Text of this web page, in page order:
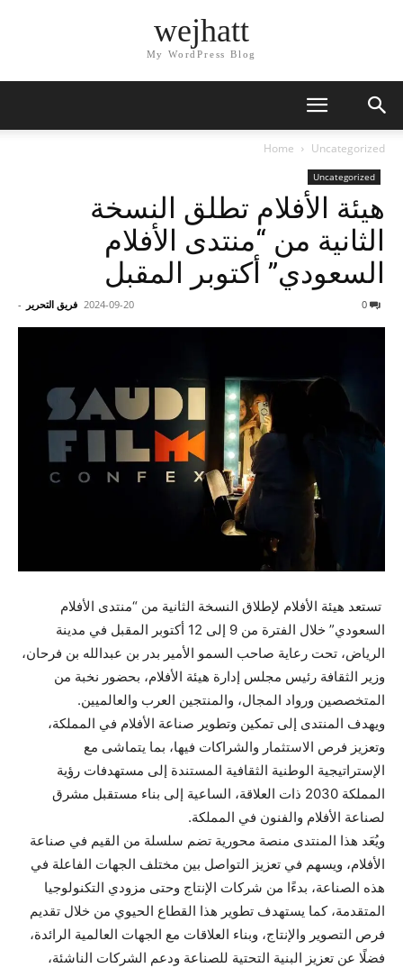
wejhatt
My WordPress Blog
Home Uncategorized
Uncategorized
هيئة الأفلام تطلق النسخة
الثانية من “منتدى الأفلام
السعودي” أكتوبر المقبل
فريق التحرير - 2024-09-20
تستعد هيئة الأفلام لإطلاق النسخة الثانية من “منتدى الأفلام
السعودي” خلال الفترة من 9 إلى 12 أكتوبر المقبل في مدينة
الرياض، تحت رعاية صاحب السمو الأمير بدر بن عبدالله بن فرحان،
وزير الثقافة رئيس مجلس إدارة هيئة الأفلام، بحضور نخبة من
المتخصصين ورواد المجال، والمنتجين العرب والعالميين.
ويهدف المنتدى إلى تمكين وتطوير صناعة الأفلام في المملكة،
وتعزيز فرص الاستثمار والشراكات فيها، بما يتماشى مع
الإستراتيجية الوطنية الثقافية المستندة إلى مستهدفات رؤية
المملكة 2030 ذات العلاقة، الساعية إلى بناء مستقبل مشرق
لصناعة الأفلام والفنون في المملكة.
ويُعَد هذا المنتدى منصة محورية تضم سلسلة من القيم في صناعة
الأفلام، ويسهم في تعزيز التواصل بين مختلف الجهات الفاعلة في
هذه الصناعة، بدءًا من شركات الإنتاج وحتى مزودي التكنولوجيا
المتقدمة، كما يستهدف تطوير هذا القطاع الحيوي من خلال تقديم
فرص التصوير والإنتاج، وبناء العلاقات مع الجهات العالمية الرائدة،
فضلًا عن تعزيز البنية التحتية للصناعة ودعم الشركات الناشئة،